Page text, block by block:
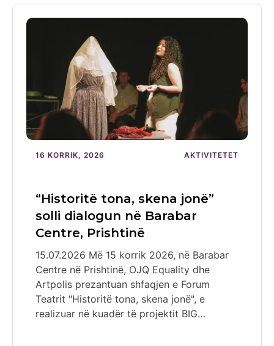
16 KORRIK, 2026 AKTIVITETET
“Historitë tona, skena jonë”
solli dialogun në Barabar
Centre, Prishtinë
15.07.2026 Më 15 korrik 2026, në Barabar
Centre në Prishtinë, OJQ Equality dhe
Artpolis prezantuan shfaqjen e Forum
Teatrit "Historitë tona, skena jonë", e
realizuar në kuadër të projektit BIG…